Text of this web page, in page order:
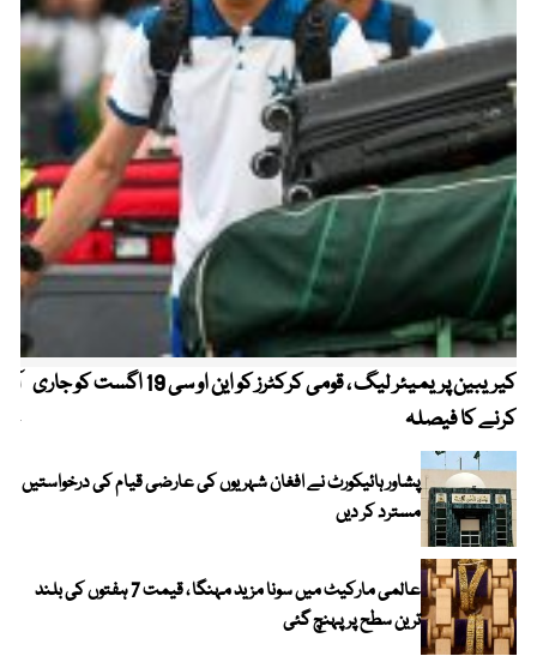
کیریبین پریمیئر لیگ ، قومی کرکٹرز کو این او سی 19 اگست کو جاری
کرنے کا فیصلہ
پشاور ہائیکورٹ نے افغان شہریوں کی عارضی قیام کی درخواستیں
مسترد کر دیں
عالمی مارکیٹ میں سونا مزید مہنگا ، قیمت 7 ہفتوں کی بلند
ترین سطح پر پہنچ گئی